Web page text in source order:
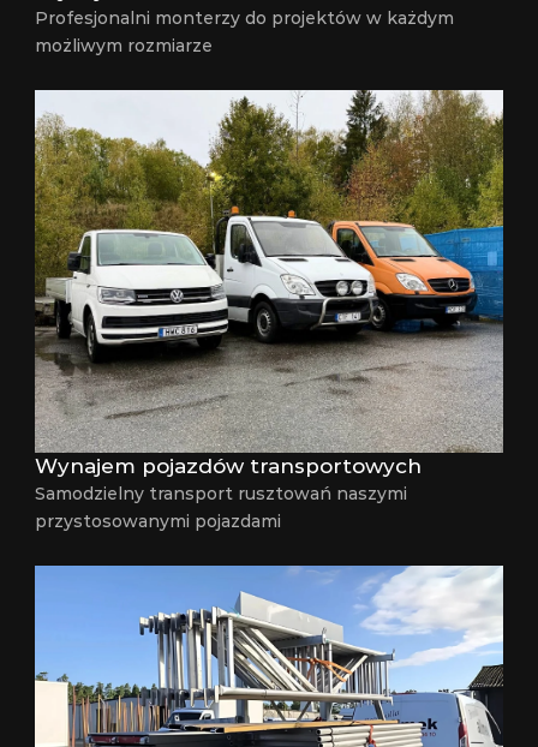
Profesjonalni monterzy do projektów w każdym
możliwym rozmiarze
Wynajem pojazdów transportowych
Samodzielny transport rusztowań naszymi
przystosowanymi pojazdami